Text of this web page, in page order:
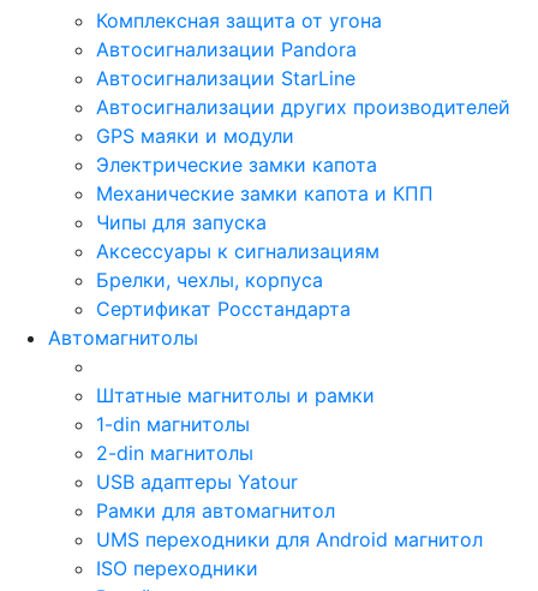
Комплексная защита от угона
Автосигнализации Pandora
Автосигнализации StarLine
Автосигнализации других производителей
GPS маяки и модули
Электрические замки капота
Механические замки капота и КПП
Чипы для запуска
Аксессуары к сигнализациям
Брелки, чехлы, корпуса
Сертификат Росстандарта
Автомагнитолы
Штатные магнитолы и рамки
1-din магнитолы
2-din магнитолы
USB адаптеры Yatour
Рамки для автомагнитол
UMS переходники для Android магнитол
ISO переходники